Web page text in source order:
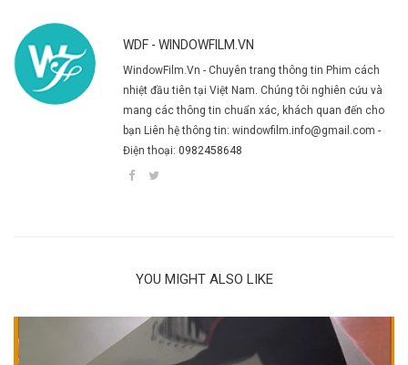
WDF - WINDOWFILM.VN
WindowFilm.Vn - Chuyên trang thông tin Phim cách
nhiệt đầu tiên tại Việt Nam. Chúng tôi nghiên cứu và
mang các thông tin chuẩn xác, khách quan đến cho
bạn Liên hệ thông tin: windowfilm.info@gmail.com -
Điện thoại: 0982458648
YOU MIGHT ALSO LIKE